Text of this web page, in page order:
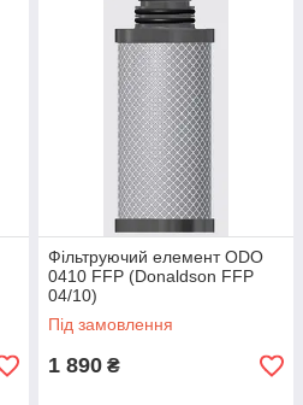
Фільтруючий елемент ODO
0410 FFP (Donaldson FFP
04/10)
Під замовлення
1 890 ₴